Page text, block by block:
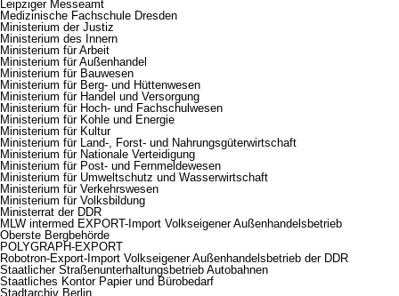
Leipziger Messeamt
Medizinische Fachschule Dresden
Ministerium der Justiz
Ministerium des Innern
Ministerium für Arbeit
Ministerium für Außenhandel
Ministerium für Bauwesen
Ministerium für Berg- und Hüttenwesen
Ministerium für Handel und Versorgung
Ministerium für Hoch- und Fachschulwesen
Ministerium für Kohle und Energie
Ministerium für Kultur
Ministerium für Land-, Forst- und Nahrungsgüterwirtschaft
Ministerium für Nationale Verteidigung
Ministerium für Post- und Fernmeldewesen
Ministerium für Umweltschutz und Wasserwirtschaft
Ministerium für Verkehrswesen
Ministerium für Volksbildung
Ministerrat der DDR
MLW intermed EXPORT-Import Volkseigener Außenhandelsbetrieb
Oberste Bergbehörde
POLYGRAPH-EXPORT
Robotron-Export-Import Volkseigener Außenhandelsbetrieb der DDR
Staatlicher Straßenunterhaltungsbetrieb Autobahnen
Staatliches Kontor Papier und Bürobedarf
Stadtarchiv Berlin